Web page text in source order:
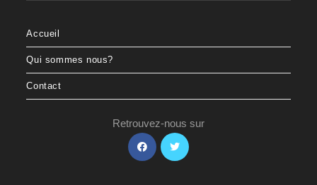
Accueil
Qui sommes nous?
Contact
Retrouvez-nous sur
S’ouvre
dans
S’ouvre